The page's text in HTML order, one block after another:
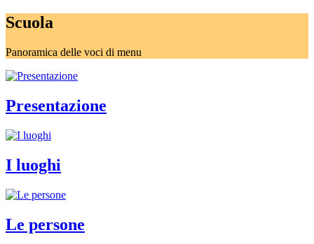
Scuola
Panoramica delle voci di menu
Presentazione
I luoghi
Le persone